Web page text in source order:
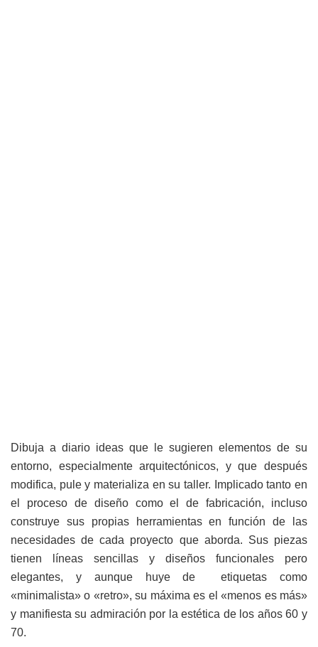
Dibuja a diario ideas que le sugieren elementos de su
entorno, especialmente arquitectónicos, y que después
modifica, pule y materializa en su taller. Implicado tanto en
el proceso de diseño como el de fabricación, incluso
construye sus propias herramientas en función de las
necesidades de cada proyecto que aborda. Sus piezas
tienen líneas sencillas y diseños funcionales pero
elegantes, y aunque huye de etiquetas como
«minimalista» o «retro», su máxima es el «menos es más»
y manifiesta su admiración por la estética de los años 60 y
70.